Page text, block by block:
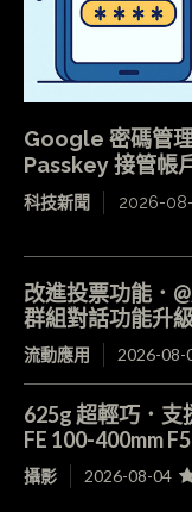
Google 密碼管
Passkey 接管帳
科技新聞 2026-
改進投票功能．
群組對話功能升
流動應用 2026-08-
625g 超輕巧．
FE 100-400mm
攝影 2026-08-04